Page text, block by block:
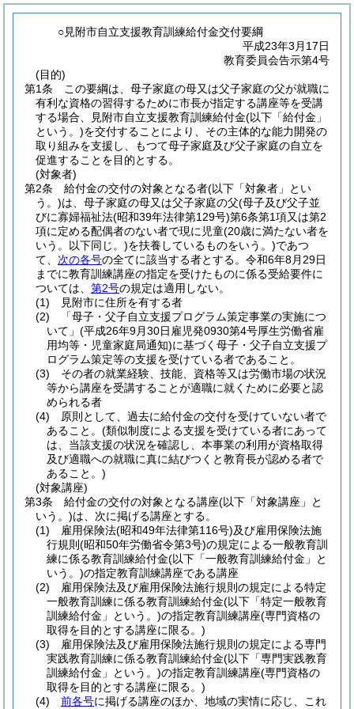
○見附市自立支援教育訓練給付金交付要綱
平成23年3月17日
教育委員会告示第4号
(目的)
第1条
この要綱は、母子家庭の母又は父子家庭の父が就職に
有利な資格の習得するために市長が指定する講座等を受講
する場合、見附市自立支援教育訓練給付金(以下「給付金」
という。)を交付することにより、その主体的な能力開発の
取り組みを支援し、もつて母子家庭及び父子家庭の自立を
促進することを目的とする。
(対象者)
第2条
給付金の交付の対象となる者(以下「対象者」とい
う。)は、母子家庭の母又は父子家庭の父(母子及び父子並
びに寡婦福祉法(昭和39年法律第129号)第6条第1項又は第2
項に定める配偶者のない者で現に児童(20歳に満たない者を
いう。以下同じ。)を扶養しているものをいう。)であつ
て、 次の各号の全てに該当する者とする。 令和6年8月29日
までに教育訓練講座の指定を受けたものに係る受給要件に
ついては、 第2号の規定は適用しない。
(1)
見附市に住所を有する者
(2)
「母子・父子自立支援プログラム策定事業の実施につ
いて」 (平成26年9月30日雇児発0930第4号厚生労働省雇
用均等・児童家庭局通知)に基づく母子・父子自立支援プ
ログラム策定等の支援を受けている者であること。
(3)
その者の就業経験、技能、資格等又は労働市場の状況
等から講座を受講することが適職に就くために必要と認
められる者
(4)
原則として、過去に給付金の交付を受けていない者で
あること。 (類似制度による支援を受けている者にあって
は、当該支援の状況を確認し、本事業の利用が資格取得
及び適職への就職に真に結びつくと教育長が認める者で
あること。)
(対象講座)
第3条
給付金の交付の対象となる講座(以下「対象講座」と
いう。)は、次に掲げる講座とする。
(1)
雇用保険法(昭和49年法律第116号)及び雇用保険法施
行規則 (昭和50年労働省令第3号)の規定による一般教育訓
練に係る教育訓練給付金(以下「一般教育訓練給付金」と
いう。)の指定教育訓練講座である講座
(2)
雇用保険法及び雇用保険法施行規則の規定による特定
一般教育訓練に係る教育訓練給付金(以下「特定一般教育
訓練給付金」という。)の指定教育訓練講座(専門資格の
取得を目的とする講座に限る。)
(3)
雇用保険法及び雇用保険法施行規則の規定による専門
実践教育訓練に係る教育訓練給付金(以下「専門実践教育
訓練給付金」という。)の指定教育訓練講座(専門資格の
取得を目的とする講座に限る。)
(4)
前各号に掲げる講座のほか、地域の実情に応じ、これ